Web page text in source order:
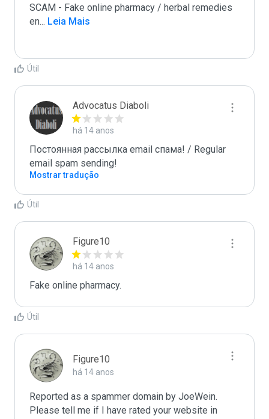
SCAM - Fake online pharmacy / herbal remedies
en... Leia Mais
Útil
Advocatus Diaboli
há 14 anos
Постоянная рассылка email спама! / Regular
email spam sending!
Mostrar tradução
Útil
Figure10
há 14 anos
Fake online pharmacy.
Útil
Figure10
há 14 anos
Reported as a spammer domain by JoeWein.
Please tell me if I have rated your website in